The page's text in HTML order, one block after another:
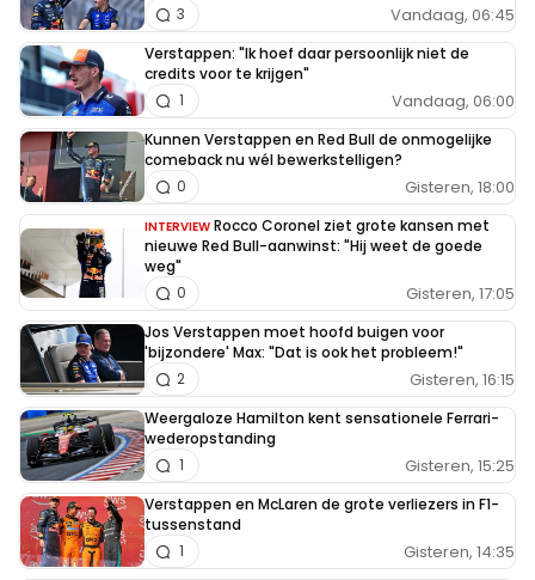
Vandaag, 06:45
3
Verstappen: "Ik hoef daar persoonlijk niet de
credits voor te krijgen"
Vandaag, 06:00
1
Kunnen Verstappen en Red Bull de onmogelijke
comeback nu wél bewerkstelligen?
Gisteren, 18:00
0
INTERVIEW Rocco Coronel ziet grote kansen met
nieuwe Red Bull-aanwinst: "Hij weet de goede
weg"
Gisteren, 17:05
0
Jos Verstappen moet hoofd buigen voor
'bijzondere' Max: "Dat is ook het probleem!"
Gisteren, 16:15
2
Weergaloze Hamilton kent sensationele Ferrari-
wederopstanding
Gisteren, 15:25
1
Verstappen en McLaren de grote verliezers in F1-
tussenstand
Gisteren, 14:35
1